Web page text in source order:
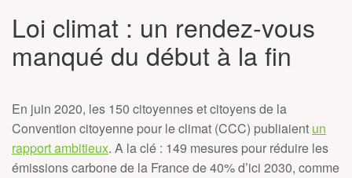
Loi climat : un rendez-vous
manqué du début à la fin
En juin 2020, les 150 citoyennes et citoyens de la
Convention citoyenne pour le climat (CCC) publiaient un
rapport ambitieux. A la clé : 149 mesures pour réduire les
émissions carbone de la France de 40% d’ici 2030, comme